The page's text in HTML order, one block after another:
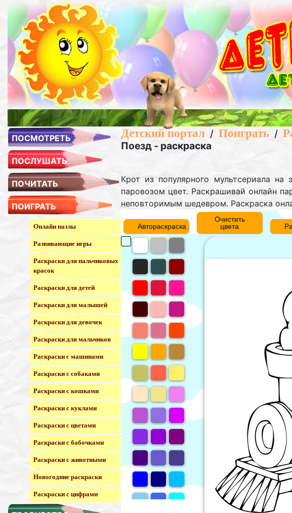
ПОСМОТРЕТЬ
ПОСЛУШАТЬ
ПОЧИТАТЬ
ПОИГРАТЬ
Онлайн пазлы
Развивающие игры
Раскраски для пальчиковых
красок
Раскраски для детей
Раскраски для малышей
Раскраски для девочек
Раскраски для мальчиков
Раскраски с машинами
Раскраски с собаками
Раскраски с кошками
Раскраски с куклами
Раскраски с цветами
Раскраски с бабочками
Раскраски с животными
Новогодние раскраски
Раскраски с цифрами
Детский портал / Поиграть /
Поезд - раскраска
Крот из популярного мультсериала
паровозом цвет. Раскрашивай онлайн
неповторимым шедевром. Раскраска
Автораскраска
Очистить
цвета